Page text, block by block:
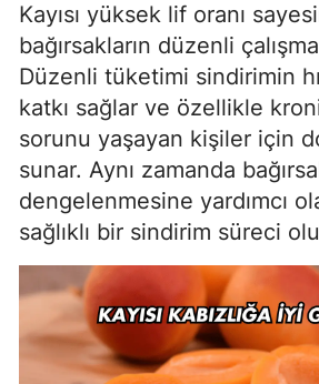
Kayısı yüksek lif oranı
bağırsakların düzenli
Düzenli tüketimi sindirimin
katkı sağlar ve özellikle
sorunu yaşayan kişiler için
sunar. Aynı zamanda
dengelenmesine yardımcı
sağlıklı bir sindirim süreci